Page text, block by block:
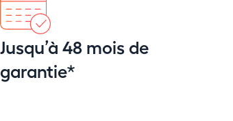
Jusqu’à 48 mois de
garantie*